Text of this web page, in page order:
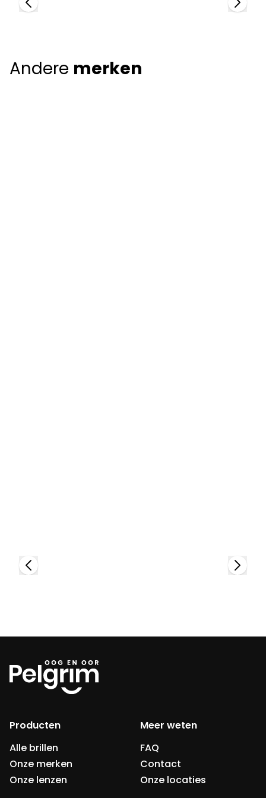
Andere merken
Producten
Alle brillen
Onze merken
Onze lenzen
Meer weten
FAQ
Contact
Onze locaties